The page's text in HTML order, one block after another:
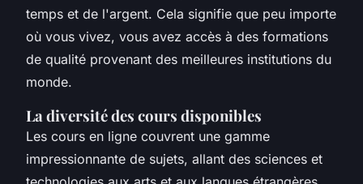
temps et de l'argent. Cela signifie que peu importe
où vous vivez, vous avez accès à des formations
de qualité provenant des meilleures institutions du
monde.
La diversité des cours disponibles
Les cours en ligne couvrent une gamme
impressionnante de sujets, allant des sciences et